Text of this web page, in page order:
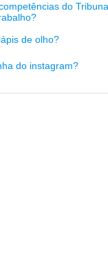
do
de olho?
do instagram?